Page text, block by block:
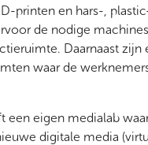
printen en hars-,
de nodige
Daarnaast zijn
waar de
een eigen medialab
digitale media